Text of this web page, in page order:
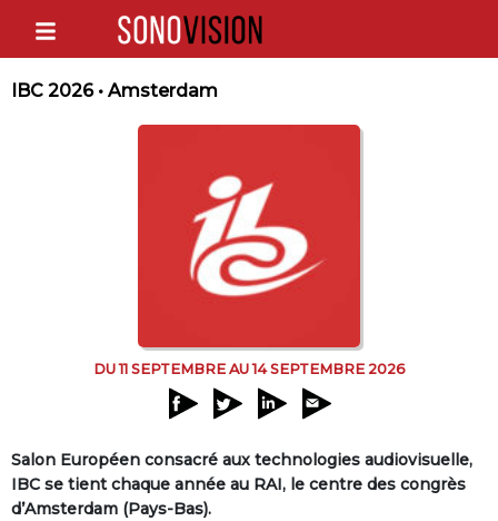
IBC 2026 • Amsterdam
DU 11 SEPTEMBRE AU 14 SEPTEMBRE 2026
Salon Européen consacré aux technologies audiovisuelle,
IBC se tient chaque année au RAI, le centre des congrès
d’Amsterdam (Pays-Bas).